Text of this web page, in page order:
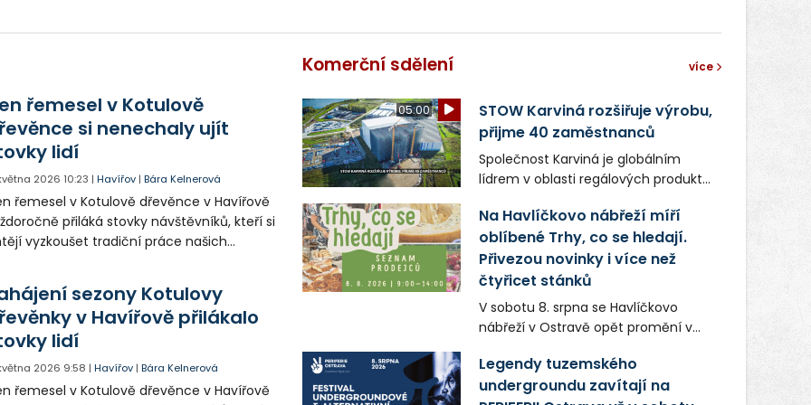
řemesel v Kotulově
si nenechaly ujít
lidí
2026 10:23 |Havířov |Bára Kelnerová
řemesel v Kotulově dřevěnce v Havířově
přiláká stovky návštěvníků, kteří si
vyzkoušet tradiční práce našich
novinek.sezony Kotulovy
v Havířově přilákalo
lidí
2026 9:58 |Havířov |Bára Kelnerová
řemesel v Kotulově dřevěnce v Havířově
Komerční sdělení více
05:00
STOW Karviná rozšiřuje výrobu,
přijme 40 zaměstnanců
Společnost Karviná je globálním
lídrem v oblasti regálových produktů
zaměstnavatelem na Karvinsku a
firmou s obrovským potenciálem.
Na Havlíčkovo nábřeží míří
oblíbené Trhy, co se hledají.
Přivezou novinky i více než
čtyřicet stánků
V sobotu 8. srpna se Havlíčkovo
nábřeží v Ostravě opět promění v
lokálních výrobků. Trhy, co se hledají
tentokrát nabídnou více než čtyřicet
Legendy tuzemského
undergroundu zavítají na